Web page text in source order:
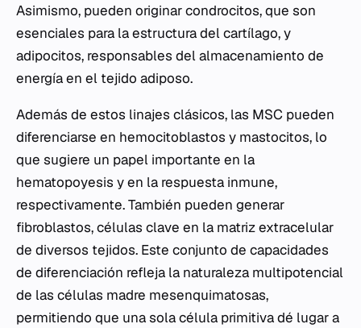
Asimismo, pueden originar condrocitos, que son
esenciales para la estructura del cartílago, y
adipocitos, responsables del almacenamiento de
energía en el tejido adiposo.
Además de estos linajes clásicos, las MSC pueden
diferenciarse en hemocitoblastos y mastocitos, lo
que sugiere un papel importante en la
hematopoyesis y en la respuesta inmune,
respectivamente. También pueden generar
fibroblastos, células clave en la matriz extracelular
de diversos tejidos. Este conjunto de capacidades
de diferenciación refleja la naturaleza multipotencial
de las células madre mesenquimatosas,
permitiendo que una sola célula primitiva dé lugar a